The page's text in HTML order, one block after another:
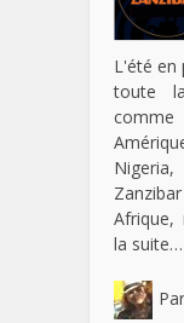
L'été en
toute
Afrique,
la suite…
Par